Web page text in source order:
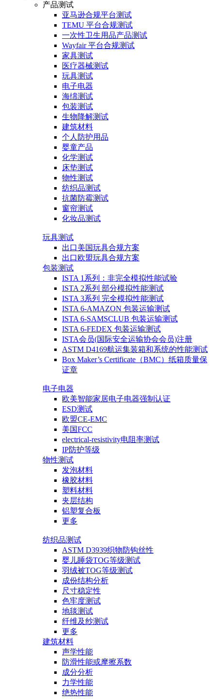
产品测试
亚马逊合规平台测试
TEMU 平台合规测试
一次性卫生用品产品测试
Wayfair 平台合规测试
家具测试
医疗器械测试
玩具测试
电子电器
海绵测试
包装测试
生物降解测试
建筑材料
个人防护用品
婴童产品
化学测试
床垫测试
物性测试
纺织品测试
抗菌防霉测试
窗帘测试
化妆品测试
玩具测试
出口美国玩具合规方案
出口欧盟玩具合规方案
包装测试
ISTA 1系列：非完全模拟性能试验
ISTA 2系列 部分模拟性能测试
ISTA 3系列 完全模拟性能测试
ISTA 6-AMAZON 包装运输测试
ISTA 6-SAMSCLUB 包装运输测试
ISTA 6-FEDEX 包装运输测试
ISTA会员(国际安全运输协会会员)注册
ASTM D4169航运集装箱和系统的性能测试
Box Maker’s Certificate（BMC）纸箱质量保
证章
电子电器
欧美智能家居电子电器强制认证
ESD测试
欧盟CE-EMC
美国FCC
electrical-resistivity电阻率测试
IP防护等级
物性测试
发泡材料
橡胶材料
塑料材料
夹层结构
铝塑复合板
更多
纺织品测试
ASTM D3939织物防钩丝性
婴儿睡袋TOG等级测试
羽绒被TOG等级测试
成份结构分析
尺寸稳定性
色牢度测试
地毯测试
纤维及纱测试
更多
建筑材料
声学性能
防滑性能或摩擦系数
成分分析
力学性能
绝热性能